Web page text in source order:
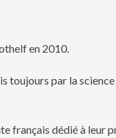
en 2010.
toujours par la
français dédié à leur